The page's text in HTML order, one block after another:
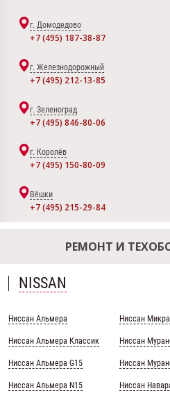
г. Домодедово
+7 (495) 187-38-87
г. Железнодорожный
+7 (495) 212-13-85
г. Зеленоград
+7 (495) 846-80-06
г. Королёв
+7 (495) 150-80-09
Вёшки
+7 (495) 215-29-84
РЕМОНТ И
NISSAN
Ниссан Альмера
Ниссан Альмера Классик
Ниссан Альмера G15
Ниссан Альмера N15
Ниссан
Ниссан
Ниссан
Ниссан